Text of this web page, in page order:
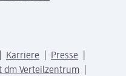
Karriere
Presse
dm Verteilzentrum